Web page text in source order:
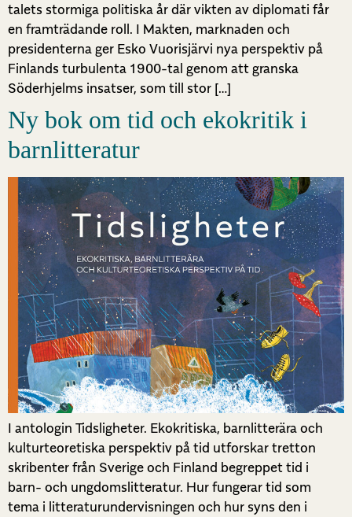
talets stormiga politiska år där vikten av diplomati får
en framträdande roll. I Makten, marknaden och
presidenterna ger Esko Vuorisjärvi nya perspektiv på
Finlands turbulenta 1900-tal genom att granska
Söderhjelms insatser, som till stor […]
Ny bok om tid och ekokritik i
barnlitteratur
I antologin Tidsligheter. Ekokritiska, barnlitterära och
kulturteoretiska perspektiv på tid utforskar tretton
skribenter från Sverige och Finland begreppet tid i
barn- och ungdomslitteratur. Hur fungerar tid som
tema i litteraturundervisningen och hur syns den i